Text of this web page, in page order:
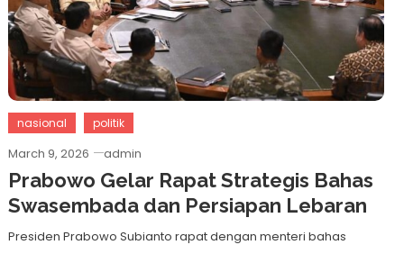
nasional politik
March 9, 2026 admin
Prabowo Gelar Rapat Strategis Bahas
Swasembada dan Persiapan Lebaran
Presiden Prabowo Subianto rapat dengan menteri bahas